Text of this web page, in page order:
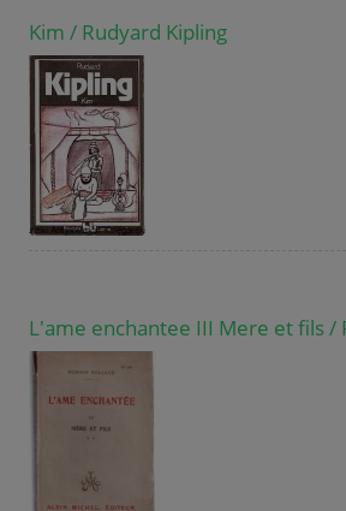
Kim / Rudyard Kipling
L'ame enchantee III Mere et fils /